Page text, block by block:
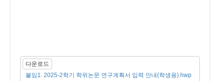
다운로드
붙임1. 2025-2학기 학위논문 연구계획서 입력 안내(학생용).hwp